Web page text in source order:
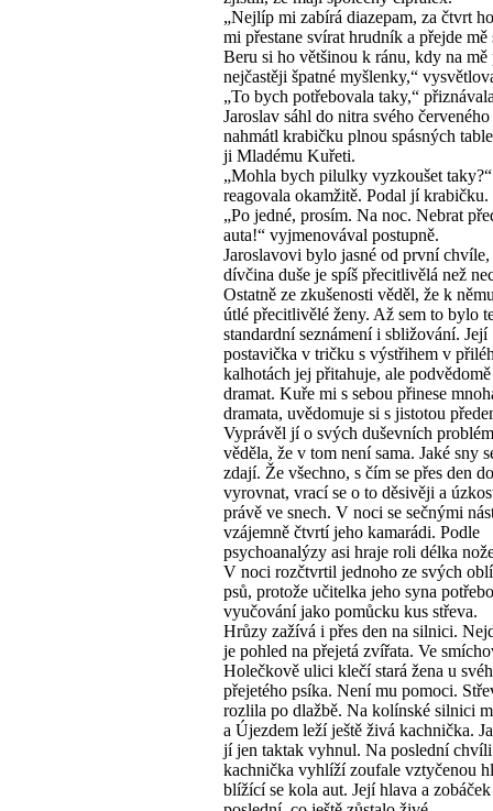
„Nejlíp mi zabírá diazepam, za čtvrt
mi přestane svírat hrudník a přejde mě
Beru si ho většinou k ránu, kdy na mě
nejčastěji špatné myšlenky,“
„To bych potřebovala taky,“
Jaroslav sáhl do nitra svého
nahmátl krabičku plnou spásných
ji Mladému Kuřeti.
„Mohla bych pilulky vyzkoušet taky?“
reagovala okamžitě. Podal jí krabičku.
„Po jedné, prosím. Na noc. Nebrat
auta!“ vyjmenovával postupně.
Jaroslavovi bylo jasné od první chvíle,
dívčina duše je spíš přecitlivělá než
Ostatně ze zkušenosti věděl, že k
útlé přecitlivělé ženy. Až sem to bylo
standardní seznámení i sbližování. Její
postavička v tričku s výstřihem v
kalhotách jej přitahuje, ale podvědomě
dramat. Kuře mi s sebou přinese
dramata, uvědomuje si s jistotou
Vyprávěl jí o svých duševních
věděla, že v tom není sama. Jaké sny
zdají. Že všechno, s čím se přes den
vyrovnat, vrací se o to děsivěji a
právě ve snech. V noci se sečnými
vzájemně čtvrtí jeho kamarádi. Podle
psychoanalýzy asi hraje roli délka
V noci rozčtvrtil jednoho ze svých
psů, protože učitelka jeho syna
vyučování jako pomůcku kus střeva.
Hrůzy zažívá i přes den na silnici.
je pohled na přejetá zvířata. Ve
Holečkově ulici klečí stará žena u
přejetého psíka. Není mu pomoci.
rozlila po dlažbě. Na kolínské silnici
a Újezdem leží ještě živá kachnička.
jí jen taktak vyhnul. Na poslední
kachnička vyhlíží zoufale vztyčenou
blížící se kola aut. Její hlava a